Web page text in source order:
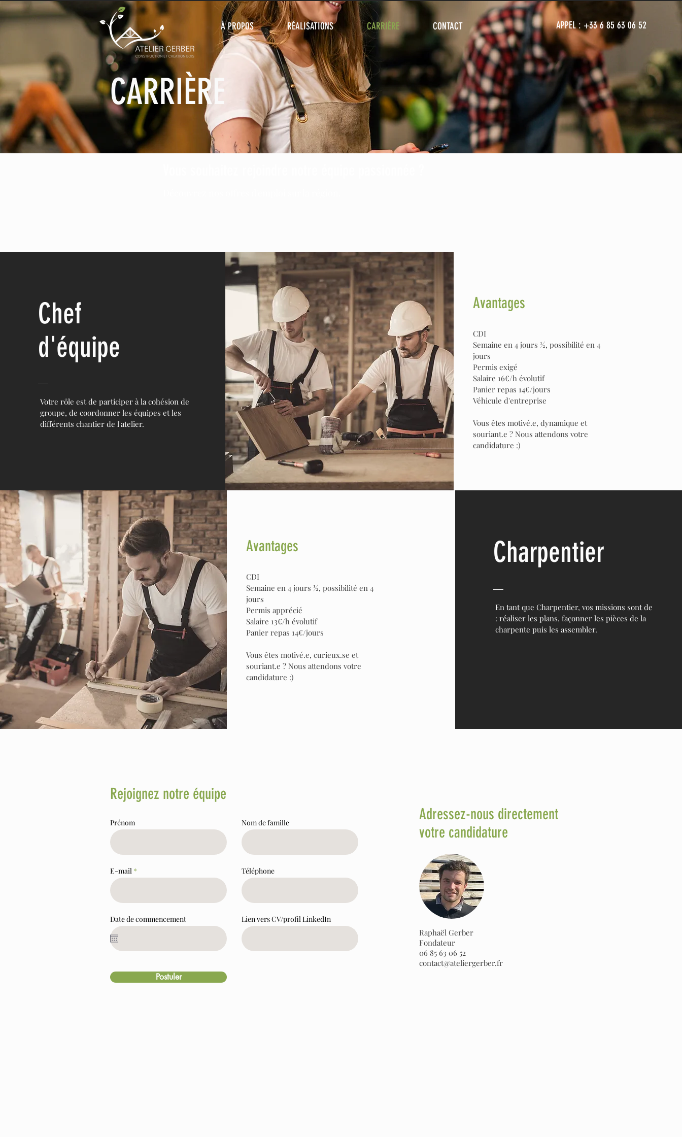
APPEL : +336 85 63 06 52
CARRIÈRE
À PROPOS RÉALISATIONS CARRIÈRE CONTACT
Chef
d'équipe
Votre rôle est de participer à la cohésion de
groupe, de coordonner les équipes et les
différents chantier de l'atelier.
Avantages
CDI
Semaine en 4 jours ½, possibilité en 4
jours
Permis exigé
Salaire 16€/h évolutif
Panier repas 14€/jours
Véhicule d'entreprise
Vous êtes motivé.e, dynamique et
souriant.e ? Nous attendons votre
candidature :)
Avantages
CDI
Semaine en 4 jours ½, possibilité en 4
jours
Permis apprécié
Salaire 13€/h évolutif
Panier repas 14€/jours
Vous êtes motivé.e, curieux.se et
souriant.e ? Nous attendons votre
candidature :)
Charpentier
En tant que Charpentier, vos missions sont de
: réaliser les plans, façonner les pièces de la
charpente puis les assembler.
Rejoignez notre équipe
Prénom Nom de famille
E-mail Téléphone
Date de commencement Lien vers CV/profil LinkedIn
Postuler
Adressez-nous directement
votre candidature
Raphaël Gerber
Fondateur
06 85 63 06 52
contact@ateliergerber.fr